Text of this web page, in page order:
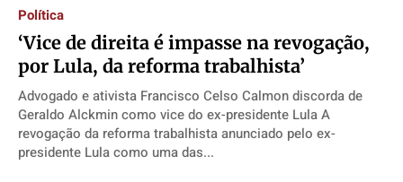
Política
‘Vice de direita é impasse na revogação,
por Lula, da reforma trabalhista’
Advogado e ativista Francisco Celso Calmon discorda de
Geraldo Alckmin como vice do ex-presidente Lula A
revogação da reforma trabalhista anunciado pelo ex-
presidente Lula como uma das...